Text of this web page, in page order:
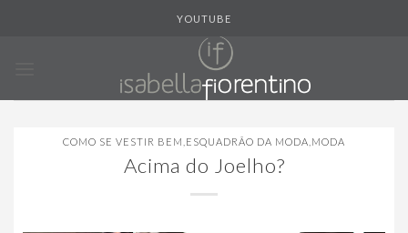
YOUTUBE
COMO SE VESTIR BEM ESQUADRÃO DA MODA MODA
Acima do Joelho?